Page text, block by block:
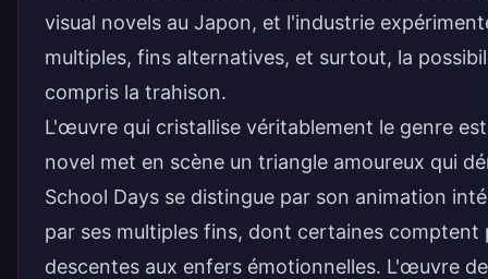
visual novels au Japon, et l'industrie
multiples, fins alternatives, et surtout, la
compris la trahison.
L'œuvre qui cristallise véritablement le genre
novel met en scène un triangle amoureux qui
School Days se distingue par son animation
par ses multiples fins, dont certaines
descentes aux enfers émotionnelles. L'œuvre